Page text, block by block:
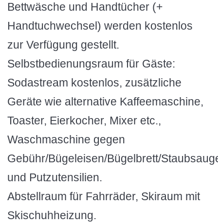
Bettwäsche und Handtücher (+
Handtuchwechsel) werden kostenlos
zur Verfügung gestellt.
Selbstbedienungsraum für Gäste:
Sodastream kostenlos, zusätzliche
Geräte wie alternative Kaffeemaschine,
Toaster, Eierkocher, Mixer etc.,
Waschmaschine gegen
Gebühr/Bügeleisen/Bügelbrett/
und Putzutensilien.
Abstellraum für Fahrräder, Skiraum mit
Skischuhheizung.